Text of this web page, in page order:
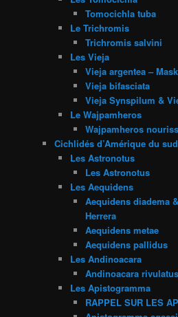
Tomocichla tuba
Le Trichromis
Trichromis salvini
Les Vieja
Vieja argentea –
Vieja bifasciata
Vieja Synspilum &
Le Wajpamheros
Wajpamheros
Cichlidés d’Amérique du sud
Les Astronotus
Les Astronotus
Les Aequidens
Aequidens diadema
Herrera
Aequidens metae
Aequidens pallidus
Les Andinoacara
Andinoacara rivulatus
Les Apistogramma
RAPPEL SUR LES